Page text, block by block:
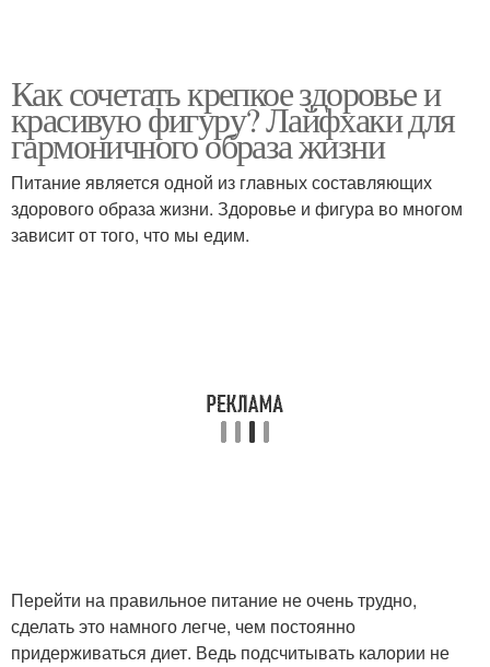
Как сочетать крепкое здоровье и
красивую фигуру? Лайфхаки для
гармоничного образа жизни
Питание является одной из главных составляющих
здорового образа жизни. Здоровье и фигура во многом
зависит от того, что мы едим.
Перейти на правильное питание не очень трудно,
сделать это намного легче, чем постоянно
придерживаться диет. Ведь подсчитывать калории не